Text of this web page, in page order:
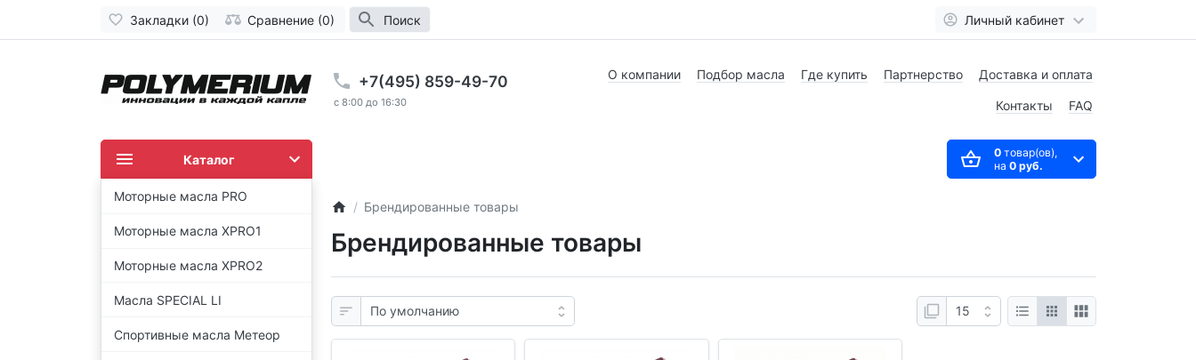
Закладки (0) Сравнение (0) Поиск Личный кабинет
+7(495) 859-49-70
c 8:00 до 16:30
О компании Подбор масла Где купить Партнерство Доставка и оплата
Контакты FAQ
0товар(ов),
на 0 руб.
Каталог
Моторные масла PRO
Моторные масла XPRO1
Моторные масла XPRO2
Масла SPECIAL LI
Спортивные масла Метеор
Брендированные товары
Брендированные товары